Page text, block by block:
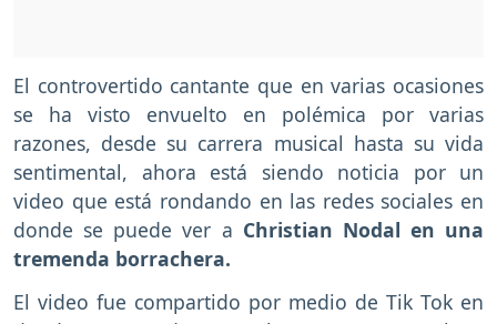
El controvertido cantante que en varias ocasiones
se ha visto envuelto en polémica por varias
razones, desde su carrera musical hasta su vida
sentimental, ahora está siendo noticia por un
video que está rondando en las redes sociales en
donde se puede ver a Christian Nodal en una
tremenda borrachera.
El video fue compartido por medio de Tik Tok en